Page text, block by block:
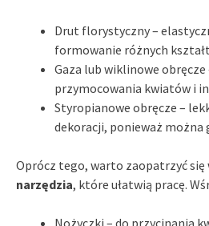
Drut florystyczny –
formowanie różnych
Gaza lub wiklinowe
przymocowania kwiatów i
Styropianowe obręcze –
dekoracji, ponieważ można
Oprócz tego, warto zaopatrzyć się
narzędzia, które ułatwią pracę.
Nożyczki – do przycinania